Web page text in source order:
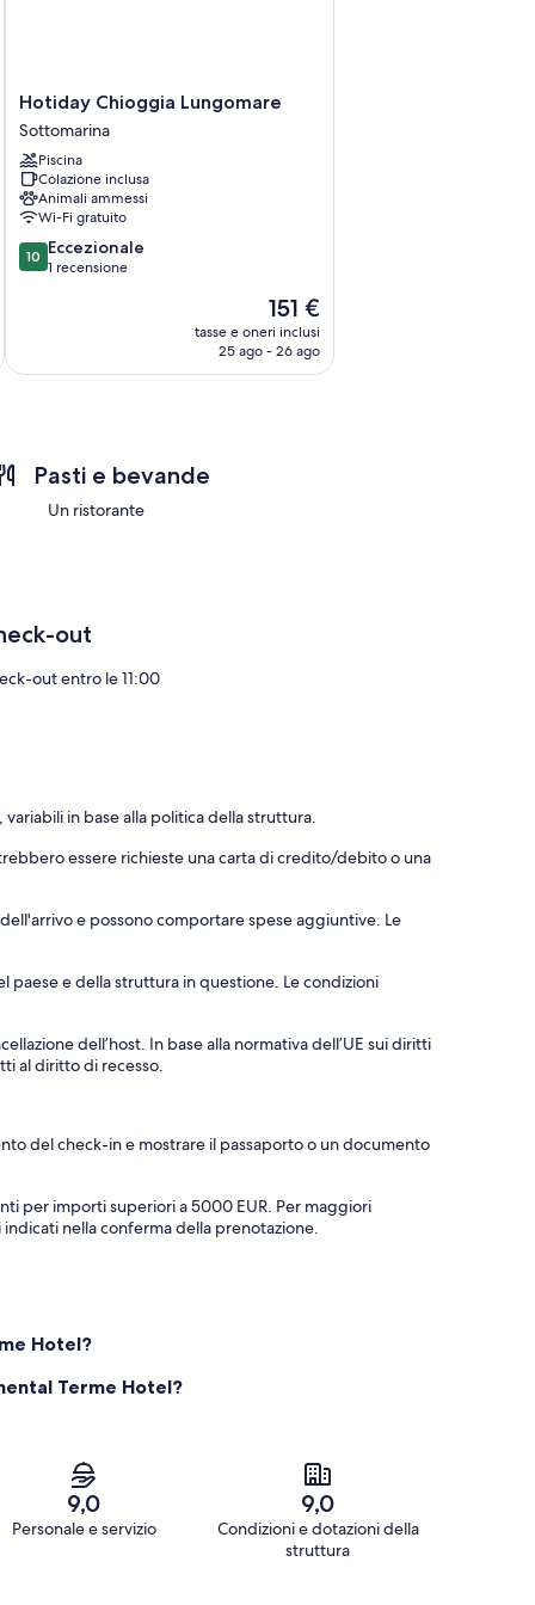
Hotiday
Chioggia
Lungomare
Sottomarina
Hotiday Chioggia Lungomare
Sottomarina
Piscina
Colazione inclusa
Animali ammessi
Wi-Fi gratuito
10.0
su
10 Eccezionale
1 recensione
Il
prezzo
attuale
151 €
tasse e oneri inclusi
25 ago - 26 ago
Pasti e bevande
Un ristorante
out
out entro le 11:00
in base alla politica della struttura.
essere richieste una carta di credito/debito o una
e possono comportare spese aggiuntive. Le
paese e della struttura in questione. Le condizioni
dell’host. In base alla normativa dell’UE sui diritti
al diritto di recesso.
del check-in e mostrare il passaporto o un documento
per importi superiori a 5000 EUR. Per maggiori
nella conferma della prenotazione.
Hotel?
Terme Hotel?
9,0
Personale e servizio
9,0
Condizioni e dotazioni della
struttura